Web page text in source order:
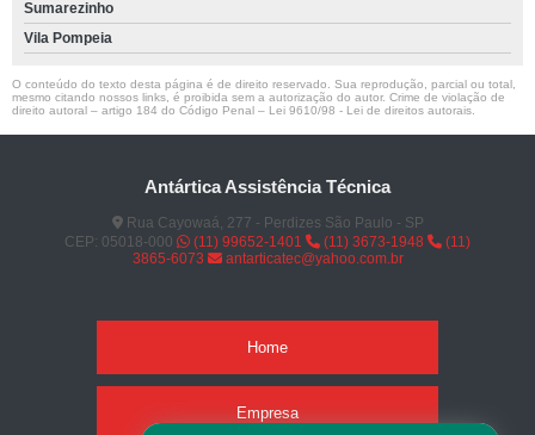
Sumarezinho
Vila Pompeia
O conteúdo do texto desta página é de direito reservado. Sua reprodução, parcial ou total,
mesmo citando nossos links, é proibida sem a autorização do autor. Crime de violação de
direito autoral – artigo 184 do Código Penal – Lei 9610/98 - Lei de direitos autorais
Antártica Assistência Técnica
Rua Cayowaá, 277 - Perdizes São Paulo - SP
CEP: 05018-000
(11) 99652-1401 (11) 3673-1948
(11)
3865-6073
antarticatec@yahoo.com.br
Home
Empresa